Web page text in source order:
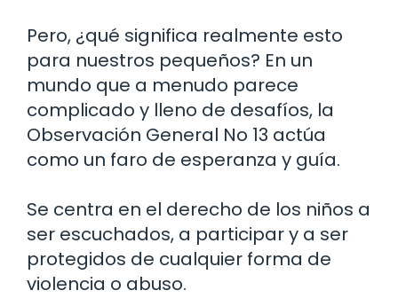
Pero, ¿qué significa realmente esto
para nuestros pequeños? En un
mundo que a menudo parece
complicado y lleno de desafíos, la
Observación General No 13 actúa
como un faro de esperanza y guía.
Se centra en el derecho de los niños a
ser escuchados, a participar y a ser
protegidos de cualquier forma de
violencia o abuso.